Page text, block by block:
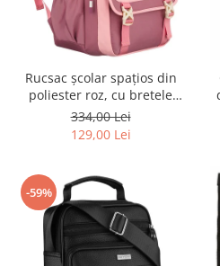
Rucsac școlar spațios din
poliester roz, cu bretele
reglabile - Peterson PTR-PTN
8610-1327 PINK
334,00 Lei
129,00 Lei
-59%